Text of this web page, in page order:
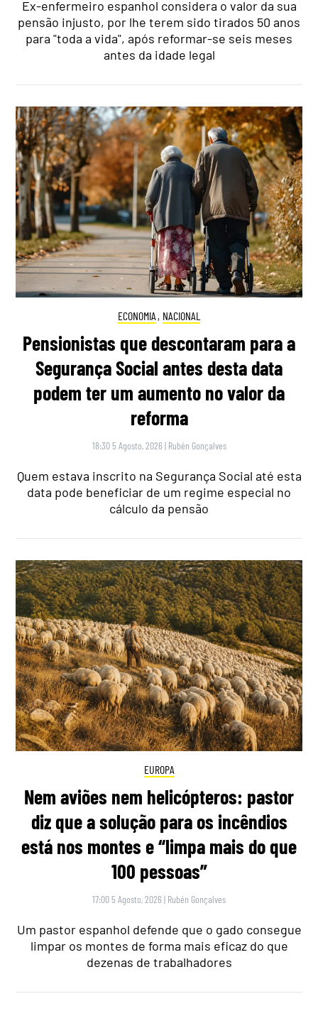
Ex-enfermeiro espanhol considera o valor da sua
pensão injusto, por lhe terem sido tirados 50 anos
para "toda a vida", após reformar-se seis meses
antes da idade legal
ECONOMIA , NACIONAL
Pensionistas que descontaram para a
Segurança Social antes desta data
podem ter um aumento no valor da
reforma
18:30 5 Agosto, 2026 | Rubén Gonçalves
Quem estava inscrito na Segurança Social até esta
data pode beneficiar de um regime especial no
cálculo da pensão
EUROPA
Nem aviões nem helicópteros: pastor
diz que a solução para os incêndios
está nos montes e “limpa mais do que
100 pessoas”
17:00 5 Agosto, 2026 | Rubén Gonçalves
Um pastor espanhol defende que o gado consegue
limpar os montes de forma mais eficaz do que
dezenas de trabalhadores